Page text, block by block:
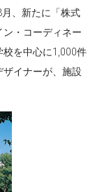
月、新たに「株式
ン・コーディネー
校を中心に1,000件
イナーが、施設